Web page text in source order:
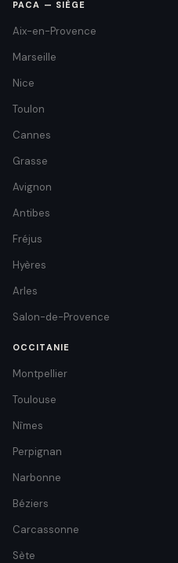
PACA — SIÈGE
Aix-en-Provence
Marseille
Nice
Toulon
Cannes
Grasse
Avignon
Antibes
Fréjus
Hyères
Arles
Salon-de-Provence
OCCITANIE
Montpellier
Toulouse
Nîmes
Perpignan
Narbonne
Béziers
Carcassonne
Sète